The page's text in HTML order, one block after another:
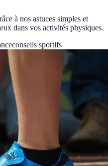
à nos astuces simples et
dans vos activités physiques.
conseils sportifs